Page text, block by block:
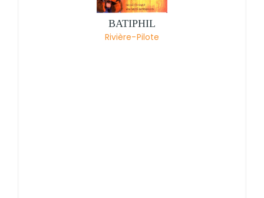
BATIPHIL
Rivière-Pilote